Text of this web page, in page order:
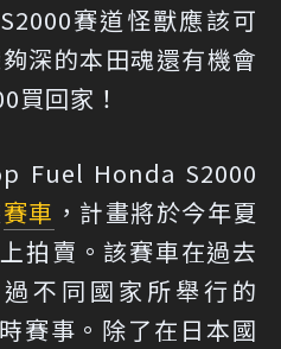
賽道怪獸應該可
深的本田魂還有機會
買回家！
Fuel Honda S2000
賽車 ，計畫將於今年夏
拍賣。該賽車在過去
不同國家所舉行的
賽事。除了在日本國